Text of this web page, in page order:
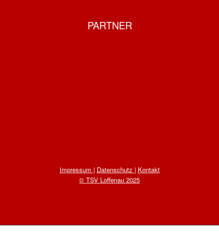
PARTNER
Impressum | Datenschutz | Kontakt
© TSV Loffenau 2025